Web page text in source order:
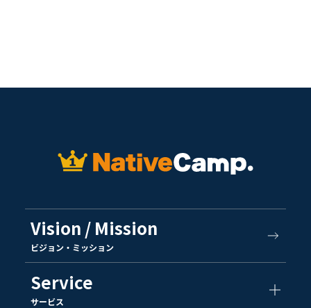
Vision / Mission
ビジョン・ミッション
Service
サービス